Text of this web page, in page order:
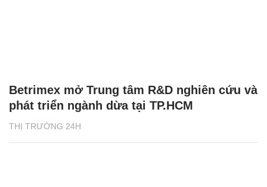
THỊ TRƯỜNG 24H
Betrimex mở Trung tâm R&D nghiên cứu và
phát triển ngành dừa tại TP.HCM